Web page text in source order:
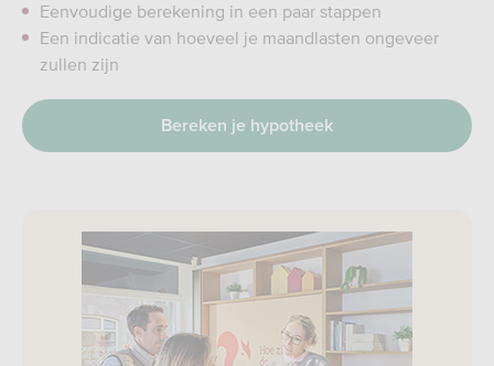
Eenvoudige berekening in een paar stappen
Een indicatie van hoeveel je maandlasten ongeveer
zullen zijn
Bereken je hypotheek